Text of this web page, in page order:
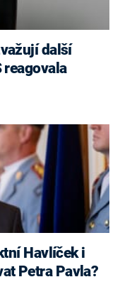
reagovala
Petra Pavla?